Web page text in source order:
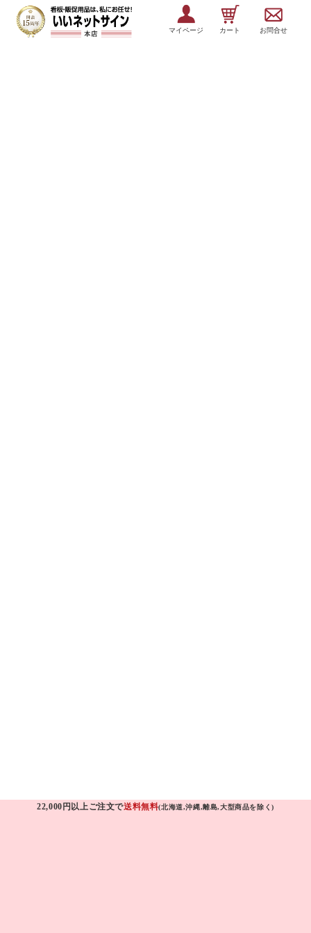
マイページ カート お問合せ
22,000円以上ご注文で送料無料(北海道,沖縄,離島,大型商品を除く)